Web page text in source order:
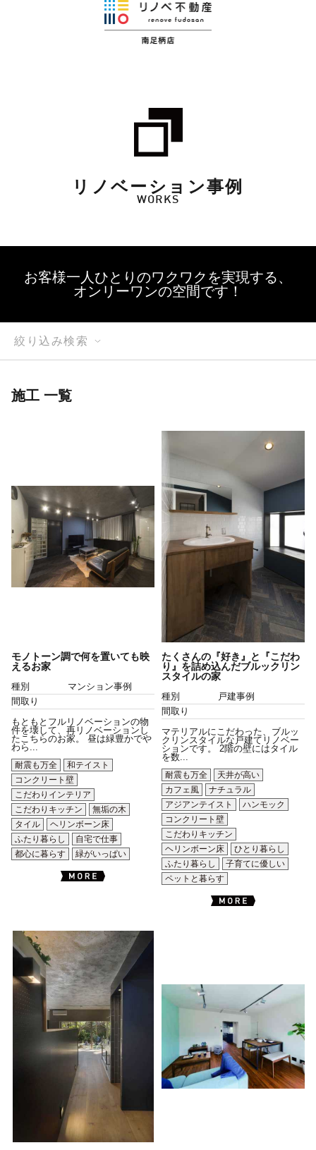
リノベーション事例
WORKS
お客様一人ひとりのワクワクを実現する、
オンリーワンの空間です！
絞り込み検索
施工 一覧
モノトーン調で何を置いても映
えるお家
種別
マンション事例
間取り
もともとフルリノベーションの物
件を壊して、再リノベーションし
たこちらのお家。 昼は緑豊かでや
わら...
耐震も万全
和テイスト
コンクリート壁
こだわりインテリア
こだわりキッチン
無垢の木
タイル
ヘリンボーン床
ふたり暮らし
自宅で仕事
都心に暮らす
緑がいっぱい
たくさんの『好き』と『こだわ
り』を詰め込んだブルックリン
スタイルの家
種別
戸建事例
間取り
マテリアルにこだわった、ブルッ
クリンスタイルな戸建てリノベー
ションです。 2階の壁にはタイル
を数...
耐震も万全
天井が高い
カフェ風
ナチュラル
アジアンテイスト
ハンモック
コンクリート壁
こだわりキッチン
ヘリンボーン床
ひとり暮らし
ふたり暮らし
子育てに優しい
ペットと暮らす